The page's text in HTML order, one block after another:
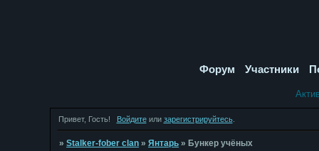
Форум Участники
Привет, Гость! Войдитеили зарегистрируйтесь.
»Stalker-fober clan »Янтарь » Бункер учёных